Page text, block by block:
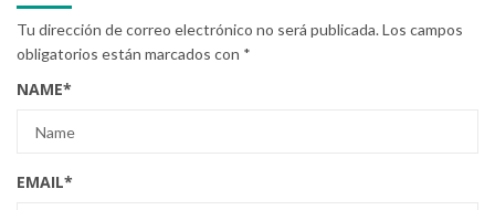
Tu dirección de correo electrónico no será publicada.Los campos
obligatorios están marcados con *
NAME*
EMAIL*